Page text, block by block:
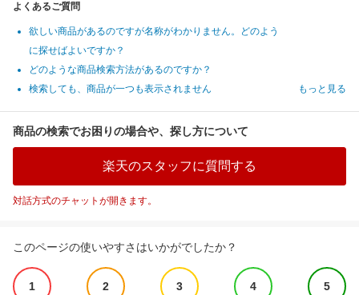
よくあるご質問
欲しい商品があるのですが名称がわかりません。どのよう
に探せばよいですか？
どのような商品検索方法があるのですか？
検索しても、商品が一つも表示されません
もっと見る
商品の検索でお困りの場合や、探し方について
楽天のスタッフに質問する
対話方式のチャットが開きます。
このページの使いやすさはいかがでしたか？
1 2 3 4 5